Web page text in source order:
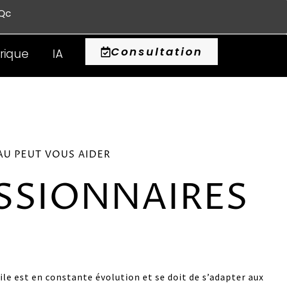
IA Consultation
PEUT VOUS AIDER
est en constante évolution et se doit de s’adapter aux